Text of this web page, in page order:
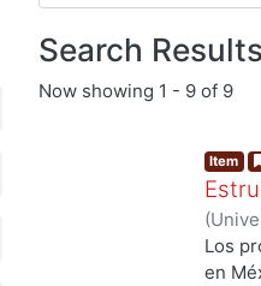
Search Results
Now showing 1 - 9 of 9
Item
(
Los
en